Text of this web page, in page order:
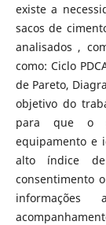
existe a
sacos de
analisados ,
como: Ciclo
de Pareto,
objetivo do
para que o
equipamento e
alto índice
consentimento